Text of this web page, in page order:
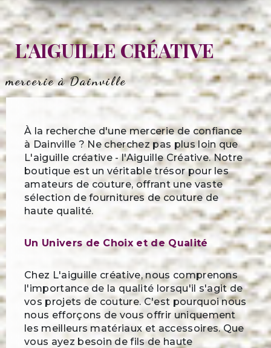
L'AIGUILLE CRÉATIVE
mercerie à Dainville
À la recherche d'une mercerie de confiance
à Dainville ? Ne cherchez pas plus loin que
L'aiguille créative - l'Aiguille Créative. Notre
boutique est un véritable trésor pour les
amateurs de couture, offrant une vaste
sélection de fournitures de couture de
haute qualité.
Un Univers de Choix et de Qualité
Chez L'aiguille créative, nous comprenons
l'importance de la qualité lorsqu'il s'agit de
vos projets de couture. C'est pourquoi nous
nous efforçons de vous offrir uniquement
les meilleurs matériaux et accessoires. Que
vous ayez besoin de fils de haute